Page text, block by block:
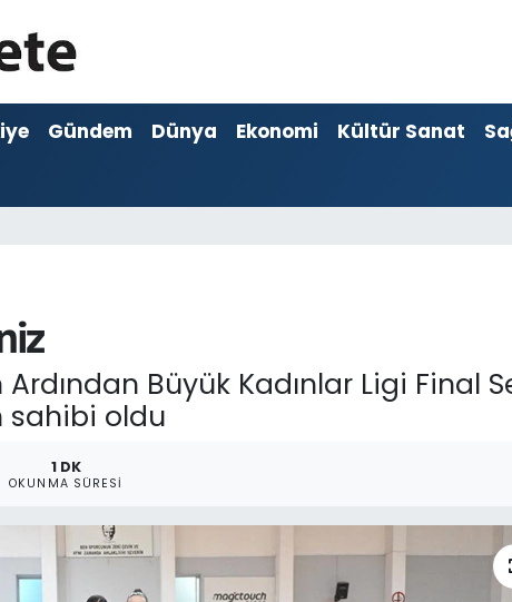
Gündem Dünya Ekonomi Kültür Sanat
Büyük Kadınlar Ligi Final
sahibi oldu
1 DK
OKUNMA SÜRESI